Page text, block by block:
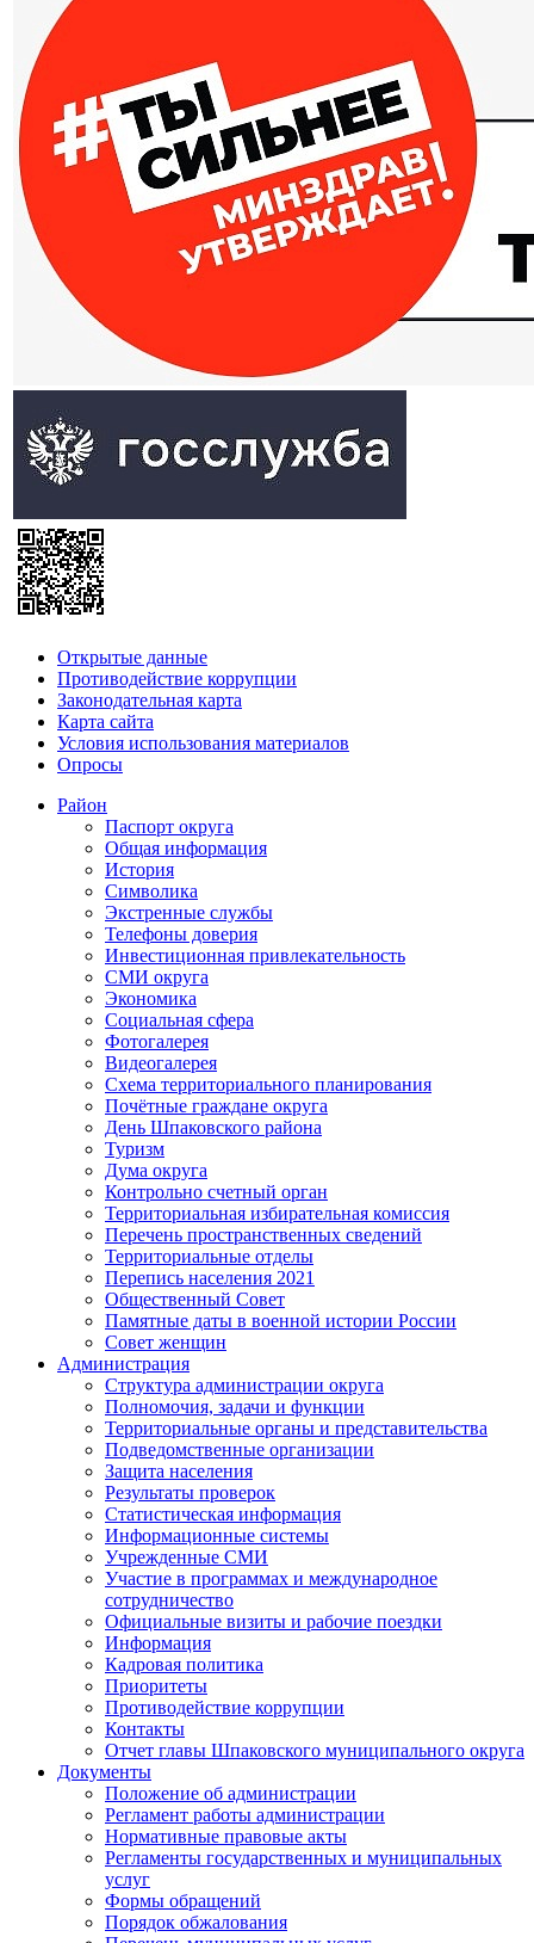
Открытые данные
Противодействие коррупции
Законодательная карта
Карта сайта
Условия использования материалов
Опросы
Район
Паспорт округа
Общая информация
История
Символика
Экстренные службы
Телефоны доверия
Инвестиционная привлекательность
СМИ округа
Экономика
Социальная сфера
Фотогалерея
Видеогалерея
Схема территориального планирования
Почётные граждане округа
День Шпаковского района
Туризм
Дума округа
Контрольно счетный орган
Территориальная избирательная комиссия
Перечень пространственных сведений
Территориальные отделы
Перепись населения 2021
Общественный Совет
Памятные даты в военной истории России
Совет женщин
Администрация
Структура администрации округа
Полномочия, задачи и функции
Территориальные органы и представительства
Подведомственные организации
Защита населения
Результаты проверок
Статистическая информация
Информационные системы
Учрежденные СМИ
Участие в программах и международное
сотрудничество
Официальные визиты и рабочие поездки
Информация
Кадровая политика
Приоритеты
Противодействие коррупции
Контакты
Отчет главы Шпаковского муниципального округа
Документы
Положение об администрации
Регламент работы администрации
Нормативные правовые акты
Регламенты государственных и муниципальных
услуг
Формы обращений
Порядок обжалования